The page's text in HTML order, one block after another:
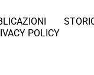
POLICY